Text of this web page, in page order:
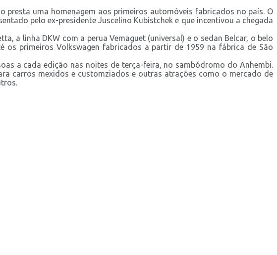
uma homenagem aos primeiros automóveis fabricados no país. O
pelo ex-presidente Juscelino Kubistchek e que incentivou a chegada
a linha DKW com a perua Vemaguet (universal) e o sedan Belcar, o belo
os primeiros Volkswagen fabricados a partir de 1959 na fábrica de São
a cada edição nas noites de terça-feira, no sambódromo do Anhembi.
carros mexidos e customziados e outras atrações como o mercado de